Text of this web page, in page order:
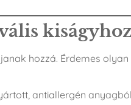
hozzá. Érdemes olyan
antiallergén